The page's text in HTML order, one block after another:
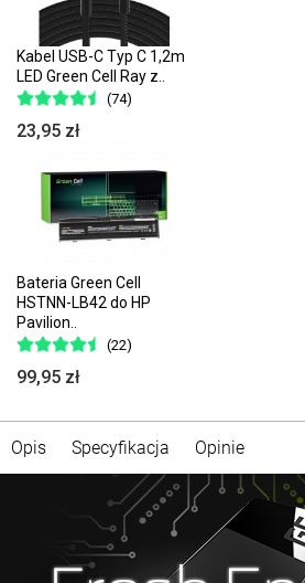
Kabel USB-C Typ C 1,2m
LED Green Cell Ray z..
(74)
23,95 zł
Bateria Green Cell
HSTNN-LB42 do HP
Pavilion..
(22)
99,95 zł
Opis Specyfikacja Opinie